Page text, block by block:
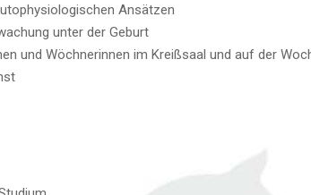
Ansätzen
unter der Geburt
und Wöchnerinnen im Kreißsaal und auf der